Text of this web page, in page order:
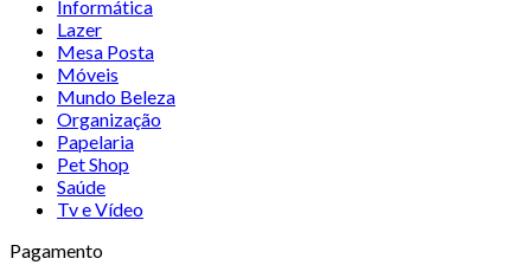
Informática
Lazer
Mesa Posta
Móveis
Mundo Beleza
Organização
Papelaria
Pet Shop
Saúde
Tv e Vídeo
Pagamento